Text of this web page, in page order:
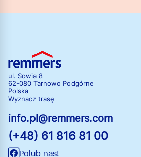
ul. Sowia 8
62-080 Tarnowo Podgórne
Polska
Wyznacz trasę
info.pl@remmers.com
(+48) 61 816 81 00
Polub nas!